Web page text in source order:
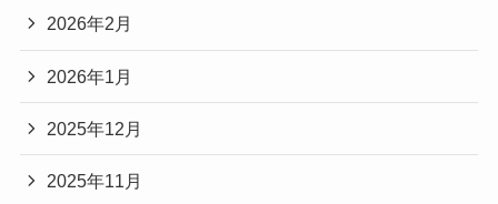
2026年2月
2026年1月
2025年12月
2025年11月